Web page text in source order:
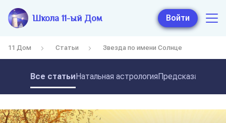
Школа 11-ый Дом Войти
11 Дом Статьи Звезда по имени Солнце
Все статьиНатальная астрология